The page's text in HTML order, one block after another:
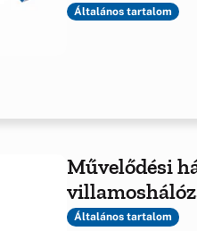
Általános tartalom
Művelődési
megújításával
Általános tartalom